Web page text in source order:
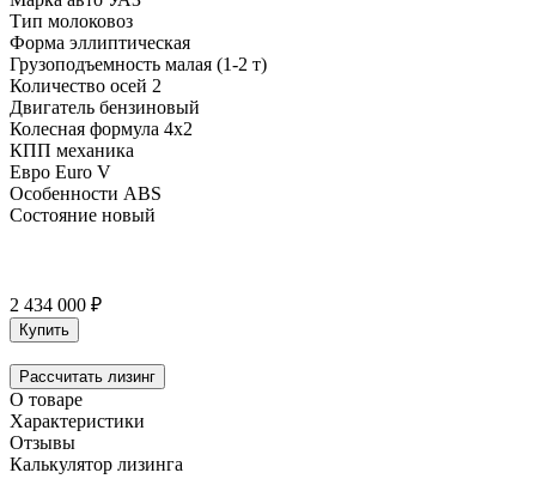
Тип молоковоз
Форма эллиптическая
Грузоподъемность малая (1-2 т)
Количество осей 2
Двигатель бензиновый
Колесная формула 4х2
КПП механика
Евро Euro V
Особенности ABS
Состояние новый
2 434 000 ₽
Купить
Рассчитать лизинг
О товаре
Характеристики
Отзывы
Калькулятор лизинга